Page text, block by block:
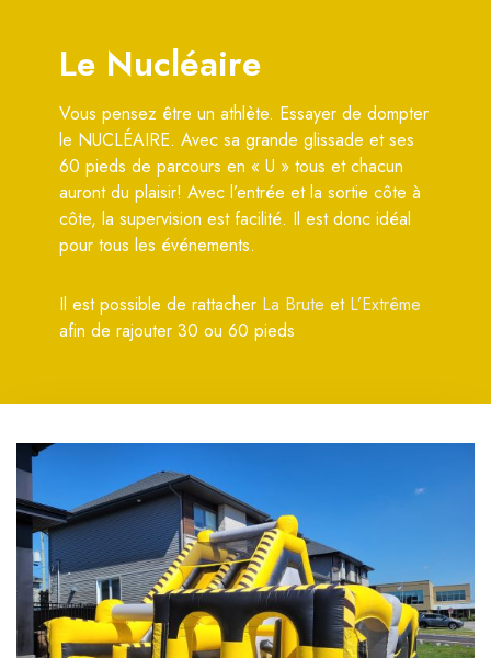
Le Nucléaire
Vous pensez être un athlète. Essayer de dompter
le NUCLÉAIRE. Avec sa grande glissade et ses
60 pieds de parcours en « U » tous et chacun
auront du plaisir! Avec l’entrée et la sortie côte à
côte, la supervision est facilité. Il est donc idéal
pour tous les événements.
Il est possible de rattacher La Brute et L’Extrême
afin de rajouter 30 ou 60 pieds
r
e